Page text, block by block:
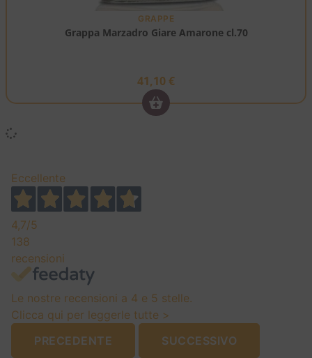
GRAPPE
Grappa Marzadro Giare Amarone cl.70
41,10 €
Eccellente
4,7/5
138
recensioni
Le nostre recensioni a 4 e 5 stelle.
Clicca qui per leggerle tutte >
PRECEDENTE
SUCCESSIVO